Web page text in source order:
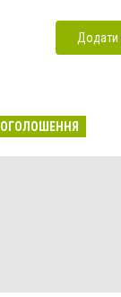
Додати
ОГОЛОШЕННЯ